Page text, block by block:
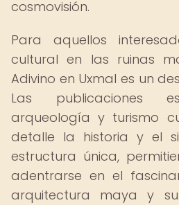
cosmovisión.
Para aquellos
cultural en las ruinas
Adivino en Uxmal es un
Las publicaciones
arqueología y turismo
detalle la historia y el
estructura única,
adentrarse en el
arquitectura maya y